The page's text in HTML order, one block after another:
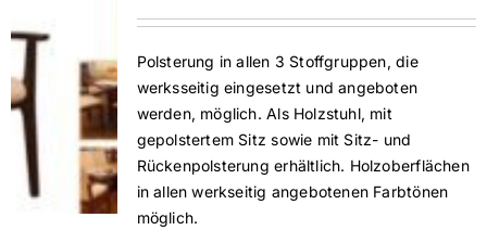
Polsterung in allen 3 Stoffgruppen, die
werksseitig eingesetzt und angeboten
werden, möglich. Als Holzstuhl, mit
gepolstertem Sitz sowie mit Sitz- und
Rückenpolsterung erhältlich. Holzoberflächen
in allen werkseitig angebotenen Farbtönen
möglich.